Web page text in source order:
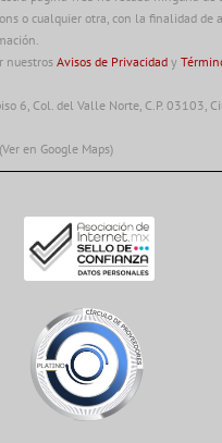
o cualquier otra, con la finalidad de
nuestros Avisos de Privacidad y
6, Col. del Valle Norte, C.P. 03103,
(Ver en Google Maps)